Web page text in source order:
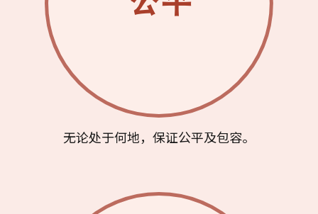
无论处于何地，保证公平及包容。